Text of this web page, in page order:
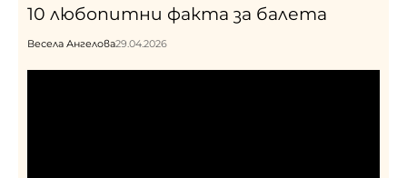
10 любопитни факта за балета
Весела Ангелова29.04.2026